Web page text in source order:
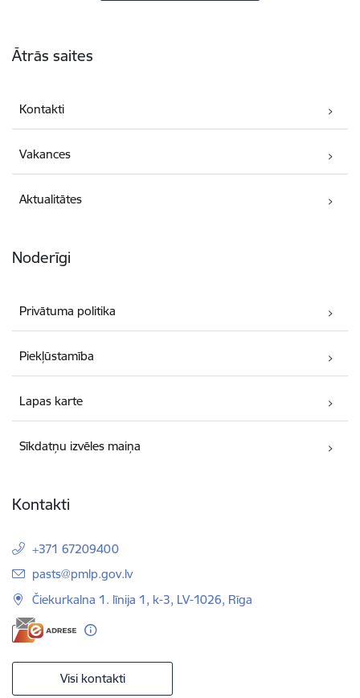
Ātrās saites
Kontakti
Vakances
Aktualitātes
Noderīgi
Privātuma politika
Piekļūstamība
Lapas karte
Sīkdatņu izvēles maiņa
Kontakti
+371 67209400
E-pasts:
pasts@pmlp.gov.lv
Čiekurkalna 1. līnija 1, k-3, LV-1026, Rīga
Visi kontakti